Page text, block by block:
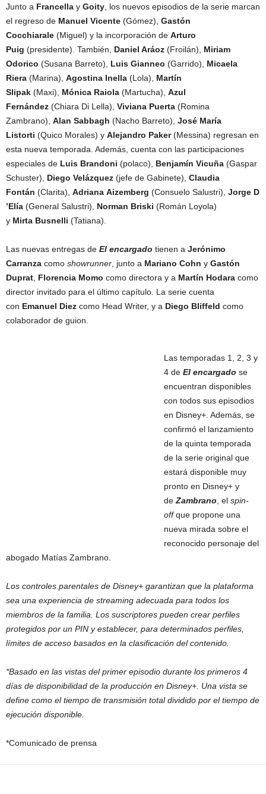
Junto a Francella y Goity , los nuevos episodios de la serie marcan
el regreso de Manuel Vicente (Gómez), Gastón
Cocchiarale (Miguel) y la incorporación de Arturo
Puig (presidente). También, Daniel Aráoz (Froilán), Miriam
Odorico (Susana Barreto), Luis Gianneo (Garrido), Micaela
Riera (Marina), Agostina Inella (Lola), Martín
Slipak (Maxi), Mónica Raiola (Martucha), Azul
Fernández (Chiara Di Lella), Viviana Puerta (Romina
Zambrano), Alan Sabbagh (Nacho Barreto), José María
Listorti (Quico Morales) y Alejandro Paker(Messina) regresan en
esta nueva temporada. Además, cuenta con las participaciones
especiales de Luis Brandoni (polaco), Benjamín Vicuña (Gaspar
Schuster), Diego Velázquez (jefe de Gabinete), Claudia
Fontán (Clarita), Adriana Aizemberg (Consuelo Salustri), Jorge D
’Elía (General Salustri), Norman Briski (Román Loyola)
y Mirta Busnelli (Tatiana).
Las nuevas entregas de El encargado tienen a Jerónimo
Carranza como showrunner , junto a Mariano Cohn y Gastón
Duprat Florencia Momo como directora y a Martín Hodara como
director invitado para el último capítulo. La serie cuenta
con Emanuel Diez como Head Writer, y a Diego Bliffeld como
colaborador de guion.
Las temporadas 1, 2, 3 y
4 de El encargado se
encuentran disponibles
con todos sus episodios
en Disney+. Además, se
confirmó el lanzamiento
de la quinta temporada
de la serie original que
estará disponible muy
pronto en Disney+ y
de Zambrano , el spin-
offque propone una
nueva mirada sobre el
reconocido personaje del
abogado Matías Zambrano.
Los controles parentales de Disney+ garantizan que la plataforma
sea una experiencia de streaming adecuada para todos los
miembros de la familia. Los suscriptores pueden crear perfiles
protegidos por un PIN y establecer, para determinados perfiles,
límites de acceso basados en la clasificación del contenido.
*Basado en las vistas del primer episodio durante los primeros 4
días de disponibilidad de la producción en Disney+. Una vista se
define como el tiempo de transmisión total dividido por el tiempo de
ejecución disponible.
*Comunicado de prensa